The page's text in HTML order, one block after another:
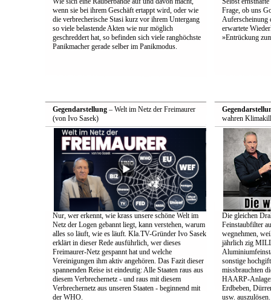
wenn sie bei ihrem Geschäft ertappt wird, oder wie
die verbrecherische Stasi kurz vor ihrem Untergang
so viele belastende Akten wie nur möglich
geschreddert hat, so befinden sich viele ranghöchste
Panikmacher gerade selber im Panikmodus.
Frage, ob uns
Auferscheinung
erwartete
»Entrückung
Gegendarstellung– Welt im Netz der Freimaurer
(von Ivo Sasek)
Nur, wer erkennt, wie krass unsere schöne Welt im
Netz der Logen gebannt liegt, kann verstehen, warum
alles so läuft, wie es läuft. Kla.TV-Gründer Ivo Sasek
erklärt in dieser Rede ausführlich, wer dieses
Freimaurer-Netz gespannt hat und welche
Vereinigungen ihm aktiv angehören. Das Fazit dieser
spannenden Reise ist eindeutig: Alle Staaten raus aus
diesem Verbrechernetz - und raus mit diesem
Verbrechernetz aus unseren Staaten - beginnend mit
der WHO.
wahren
Die gleichen
Feinstaubfilter
wegnehmen,
jährlich zig
sonstige
missbrauchten
HAARP-
Erdbeben,
usw. auszulösen.